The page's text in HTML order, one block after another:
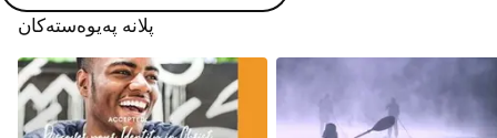
پلانە پەیوەستەکان